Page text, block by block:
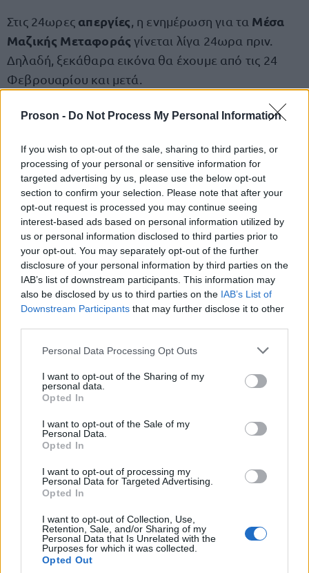
Proson - Do Not Process My Personal Information
If you wish to opt-out of the sale, sharing to third parties, or
processing of your personal or sensitive information for
targeted advertising by us, please use the below opt-out
section to confirm your selection. Please note that after your
opt-out request is processed you may continue seeing
interest-based ads based on personal information utilized by
us or personal information disclosed to third parties prior to
your opt-out. You may separately opt-out of the further
disclosure of your personal information by third parties on the
IAB’s list of downstream participants. This information may
also be disclosed by us to third parties on the IAB’s List of
Downstream Participants that may further disclose it to other
Please note that this website/app uses one or more Google
not limited to your visit or usage behaviour. You may click to
grant or deny consent to Google and its third-party tags to
use your data for below specified purposes in below Google
consent section.
Personal Data Processing Opt Outs
I want to opt-out of the Sharing of my
personal data.
Opted In
I want to opt-out of the Sale of my
Personal Data.
Opted In
I want to opt-out of processing my
Personal Data for Targeted Advertising.
Opted In
I want to opt-out of Collection, Use,
Retention, Sale, and/or Sharing of my
Personal Data that Is Unrelated with the
Purposes for which it was collected.
Opted Out
Στις 24ωρες απεργίες , η ενημέρωση για τα Μέσα
Μαζικής Μεταφοράς γίνεται λίγα 24ωρα πριν.
Δηλαδή, ξεκάθαρα εικόνα θα έχουμε από τις 24
Φεβρουαρίου και μετά.
Πάντως, ταπαραδείγματααπό τις περασμένες
Λεωφορεία - Τρόλεϊ: Τα λεωφορεία και τα
τρόλεϊ δεν αποκλείεται να συμμετέχουν με
24ωρη απεργία και να μην κινηθούν καθόλου.
Μετρό - Ηλεκτρικός - Προαστιακός: Το μετρό
συνήθως κάνει στάσεις εργασίας προκειμένου
να διευκολύνει τις μετακινήσεις των
διαδηλωτών. Μια 24ωρη απεργία, θα παραλύσει
τελείως τις μετακινήσεις.
Πού θα γίνουν συγκεντρώσεις σε όλη
την Ελλάδα
Εκατοντάδες χιλιάδες πολίτεςαναμένεται να
δώσουν το παρών στις συγκεντρώσεις για τη
συμπλήρωση δύο χρόνων για την εθνική τραγωδία
των Τεμπών, τηνΠαρασκευή 28 Φεβρουαρίου
Μέχρι αυτή τη στιγμήέχουν προγραμματιστεί
συγκεντρώσεις διαμαρτυρίαςγια το έγκλημα στα
Τέμπησε 162 πόλεις στην Ελλάδα και 48 πόλεις του